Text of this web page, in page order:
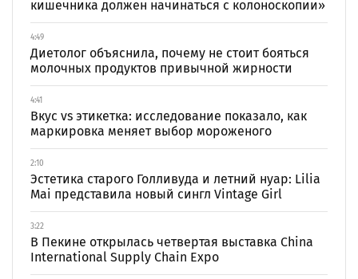
кишечника должен начинаться с колоноскопии»
4:49
Диетолог объяснила, почему не стоит бояться
молочных продуктов привычной жирности
4:41
Вкус vs этикетка: исследование показало, как
маркировка меняет выбор мороженого
2:10
Эстетика старого Голливуда и летний нуар: Lilia
Mai представила новый сингл Vintage Girl
3:22
В Пекине открылась четвертая выставка China
International Supply Chain Expo